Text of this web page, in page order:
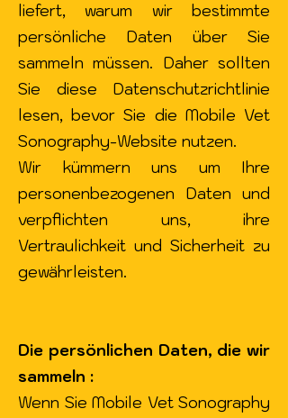
liefert, warum wir bestimmte
persönliche Daten über Sie
sammeln müssen. Daher sollten
Sie diese Datenschutzrichtlinie
lesen, bevor Sie die Mobile Vet
Sonography-Website nutzen.
Wir kümmern uns um Ihre
personenbezogenen Daten und
verpflichten uns, ihre
Vertraulichkeit und Sicherheit zu
gewährleisten.
Die persönlichen Daten, die wir
sammeln :
Wenn Sie Mobile Vet Sonography